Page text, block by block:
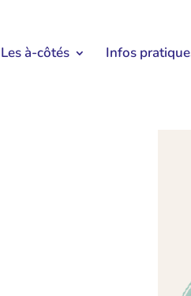
Les à-côtés Infos